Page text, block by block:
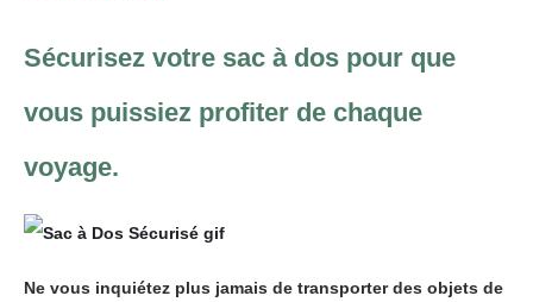
Sécurisez votre sac à dos pour que
vous puissiez profiter de chaque
voyage.
Ne vous inquiétez plus jamais de transporter des objets de